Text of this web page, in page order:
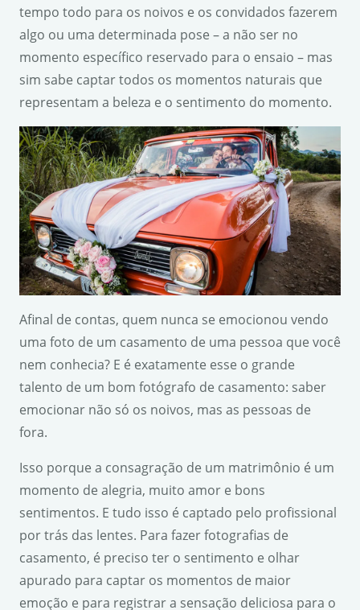
tempo todo para os noivos e os convidados fazerem
algo ou uma determinada pose – a não ser no
momento específico reservado para o ensaio – mas
sim sabe captar todos os momentos naturais que
representam a beleza e o sentimento do momento.
Afinal de contas, quem nunca se emocionou vendo
uma foto de um casamento de uma pessoa que você
nem conhecia? E é exatamente esse o grande
talento de um bom fotógrafo de casamento: saber
emocionar não só os noivos, mas as pessoas de
fora.
Isso porque a consagração de um matrimônio é um
momento de alegria, muito amor e bons
sentimentos. E tudo isso é captado pelo profissional
por trás das lentes. Para fazer fotografias de
casamento, é preciso ter o sentimento e olhar
apurado para captar os momentos de maior
emoção e para registrar a sensação deliciosa para o